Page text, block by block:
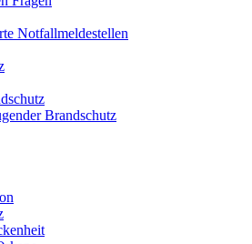
Notfallmeldestellen
Brandschutz